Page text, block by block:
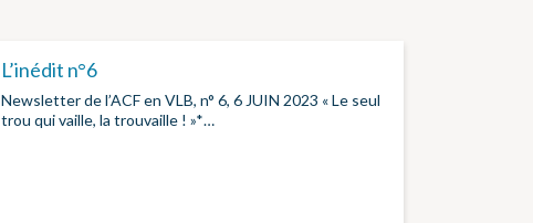
L’inédit n°6
Newsletter de l’ACF en VLB, n° 6, 6 JUIN 2023 « Le seul
trou qui vaille, la trouvaille ! »*…